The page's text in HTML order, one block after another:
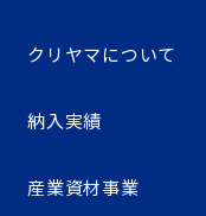
クリヤマについて
納入実績
産業資材事業